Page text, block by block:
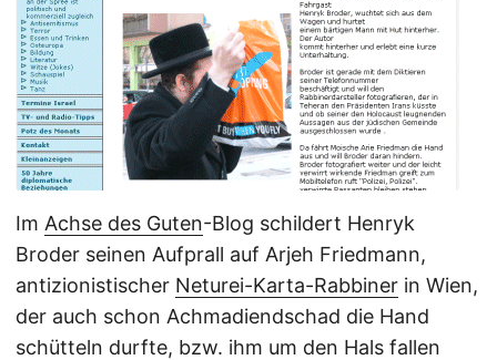
Im  Achse des Guten-Blog schildert Henryk
Broder seinen Aufprall auf Arjeh Friedmann,
antizionistischer Neturei-Karta-Rabbiner in Wien,
der auch schon Achmadiendschad die Hand
schütteln durfte, bzw. ihm um den Hals fallen